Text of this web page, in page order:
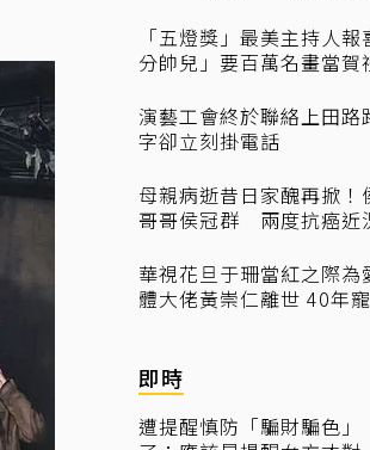
「五燈獎」最美主持人
分帥兒」要百萬名畫當賀
演藝工會終於聯絡上田路
字卻立刻掛電話
母親病逝昔日家醜再掀！
哥哥侯冠群 兩度抗癌近
華視花旦于珊當紅之際為
體大佬黃崇仁離世 40年
即時
遭提醒慎防「騙財騙色